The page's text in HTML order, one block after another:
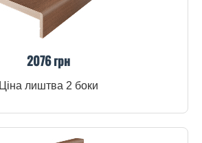
2076 грн
Ціна лиштва 2 боки